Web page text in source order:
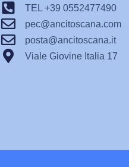
TEL +39 0552477490
pec@ancitoscana.com
posta@ancitoscana.it
Viale Giovine Italia 17